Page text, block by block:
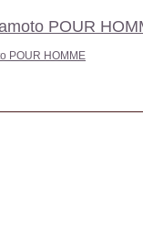
POUR
POUR HOMME